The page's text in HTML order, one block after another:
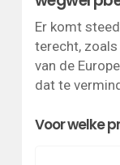
Er komt
terecht,
van de
dat te
Voor welke